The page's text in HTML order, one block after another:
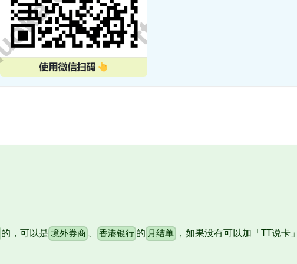
的，可以是 境外券商、 香港银行 的 月结单，如果没有可以加「TT说卡